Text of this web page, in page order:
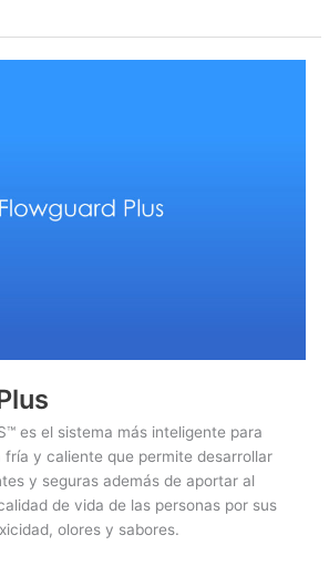
es el sistema más inteligente para
y caliente que permite desarrollar
y seguras además de aportar al
de vida de las personas por sus
olores y sabores.